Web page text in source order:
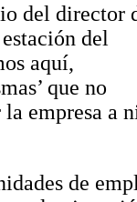
del director
del
aquí,
que no
empresa a
de